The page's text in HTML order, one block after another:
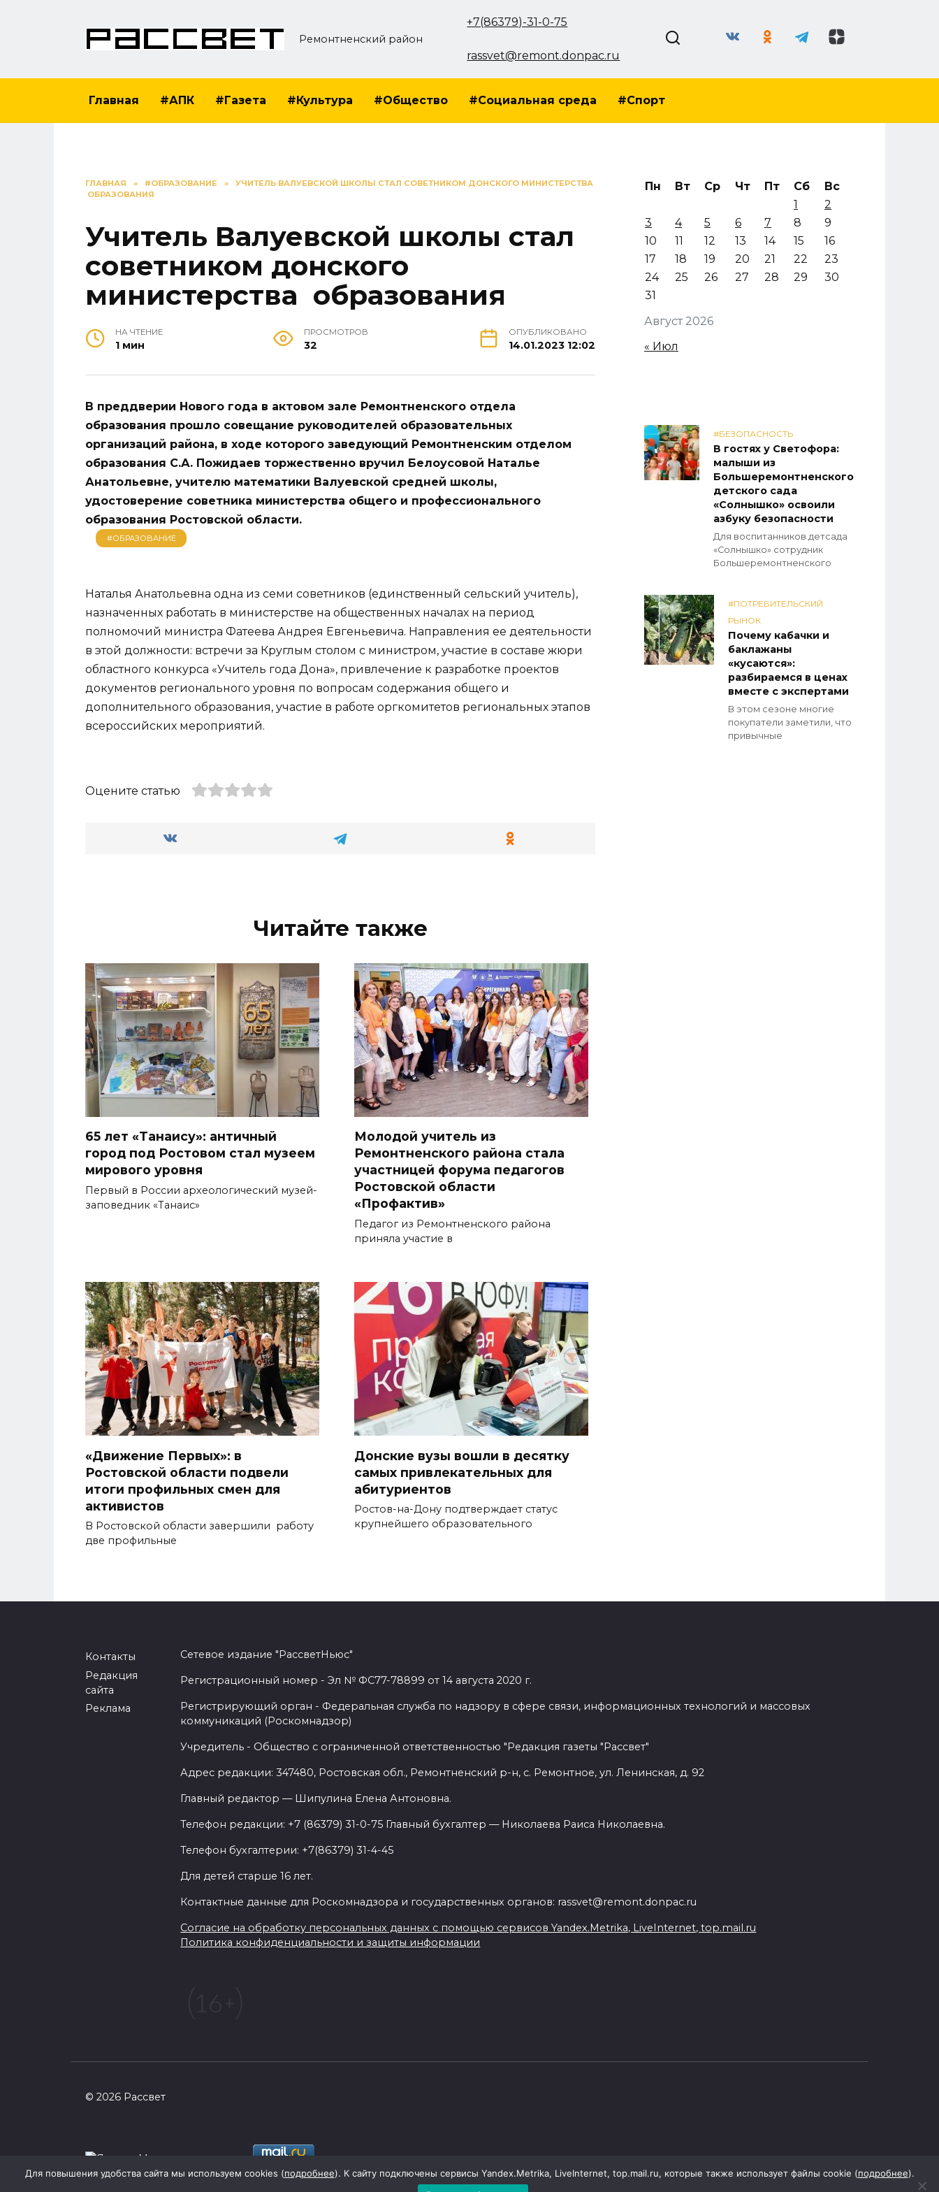
Ремонтненский район
+7(86379)-31-0-75
rassvet@remont.donpac.ru
Главная #АПК #Газета #Культура #Общество #Социальная среда #Спорт
ГЛАВНАЯ » #ОБРАЗОВАНИЕ »
УЧИТЕЛЬ ВАЛУЕВСКОЙ ШКОЛЫ СТАЛ СОВЕТНИКОМ ДОНСКОГО МИНИСТЕРСТВА
ОБРАЗОВАНИЯ
Учитель Валуевской школы стал
советником донского
министерства образования
НА ЧТЕНИЕ
1 мин
ПРОСМОТРОВ
32
ОПУБЛИКОВАНО
14.01.2023 12:02
В преддверии Нового года в актовом зале Ремонтненского отдела
образования прошло совещание руководителей образовательных
организаций района, в ходе которого заведующий Ремонтненским отделом
образования С.А. Пожидаев торжественно вручил Белоусовой Наталье
Анатольевне, учителю математики Валуевской средней школы,
удостоверение советника министерства общего и профессионального
образования Ростовской области.
#ОБРАЗОВАНИЕ
Наталья Анатольевна одна из семи советников (единственный сельский учитель),
назначенных работать в министерстве на общественных началах на период
полномочий министра Фатеева Андрея Евгеньевича. Направления ее деятельности
в этой должности: встречи за Круглым столом с министром, участие в составе жюри
областного конкурса «Учитель года Дона», привлечение к разработке проектов
документов регионального уровня по вопросам содержания общего и
дополнительного образования, участие в работе оргкомитетов региональных этапов
всероссийских мероприятий.
Оцените статью
Читайте также
65 лет «Танаису»: античный
город под Ростовом стал музеем
мирового уровня
Первый в России археологический музей-
заповедник «Танаис»
Молодой учитель из
Ремонтненского района стала
участницей форума педагогов
Ростовской области
«Профактив»
Педагог из Ремонтненского района
приняла участие в
«Движение Первых»: в
Ростовской области подвели
итоги профильных смен для
активистов
В Ростовской области завершили работу
две профильные
Донские вузы вошли в десятку
самых привлекательных для
абитуриентов
Ростов-на-Дону подтверждает статус
крупнейшего образовательного
Август 2026
Пн Вт Ср Чт Пт Сб
Вс
1
2
3
4 5 6 7 8
9
10
11 12 13 14 15
16
17
18 19 20 21 22
23
24
25 26 27 28 29
30
31
« Июл
#БЕЗОПАСНОСТЬ
В гостях у Светофора:
малыши из
Большеремонтненского
детского сада
«Солнышко» освоили
азбуку безопасности
Для воспитанников детсада
«Солнышко» сотрудник
Большеремонтненского
#ПОТРЕБИТЕЛЬСКИЙ
РЫНОК
Почему кабачки и
баклажаны
«кусаются»:
разбираемся в ценах
вместе с экспертами
В этом сезоне многие
покупатели заметили, что
привычные
Контакты
Редакция
сайта
Реклама
Сетевое издание "РассветНьюс"
Регистрационный номер - Эл № ФС77-78899 от 14 августа 2020 г.
Регистрирующий орган - Федеральная служба по надзору в сфере связи, информационных технологий и массовых
коммуникаций (Роскомнадзор)
Учредитель - Общество с ограниченной ответственностью "Редакция газеты "Рассвет"
Адрес редакции: 347480, Ростовская обл., Ремонтненский р-н, с. Ремонтное, ул. Ленинская, д. 92
Главный редактор — Шипулина Елена Антоновна.
Телефон редакции: +7 (86379) 31-0-75 Главный бухгалтер — Николаева Раиса Николаевна.
Телефон бухгалтерии: +7(86379) 31-4-45
Для детей старше 16 лет.
Контактные данные для Роскомнадзора и государственных органов: rassvet@remont.donpac.ru
Согласие на обработку персональных данных с помощью сервисов Yandex.Metrika, LiveInternet, top.mail.ru
Политика конфиденциальности и защиты информации
© 2026 Рассвет
Для повышения удобства сайта мы используем cookies (подробнее). К сайту подключены сервисы Yandex.Metrika, LiveInternet, top.mail.ru, которые также использует файлы cookie (подробнее).